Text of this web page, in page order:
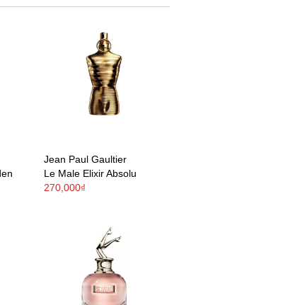
Jean Paul Gaultier
Le Male Elixir Absolu
270,000₫